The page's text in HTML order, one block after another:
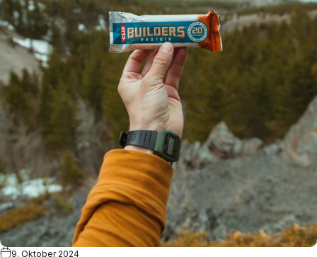
9. Oktober 2024